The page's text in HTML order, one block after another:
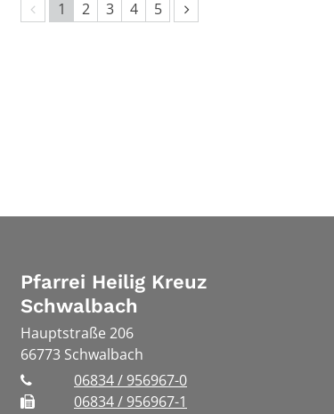
Vorherige Seite
1 2 3 4 5 Nächste Seite
Pfarrei Heilig Kreuz
Schwalbach
Hauptstraße 206
66773 Schwalbach
06834 / 956967-0
06834 / 956967-1